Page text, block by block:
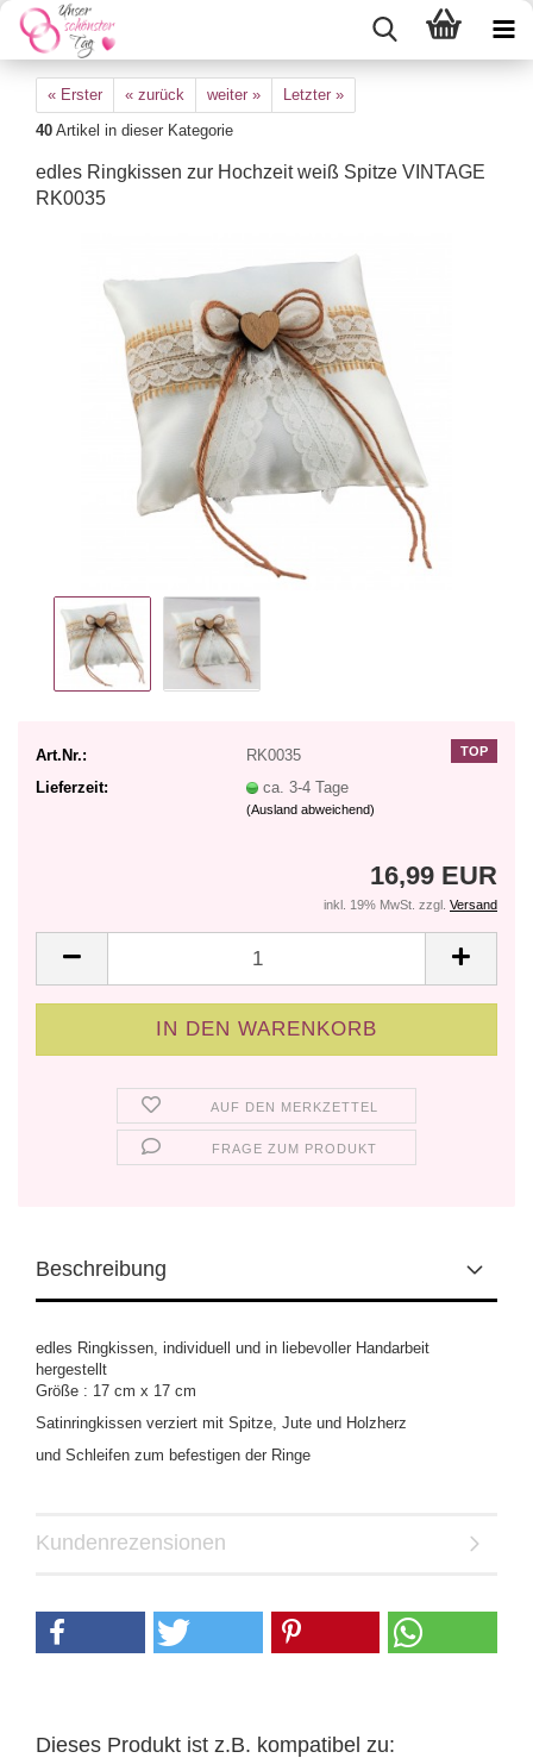
« Erster « zurück weiter »
Letzter »
40 Artikel in dieser Kategorie
edles Ringkissen zur Hochzeit weiß Spitze VINTAGE
RK0035
TOP
Art.Nr.:
RK0035
Lieferzeit:
ca. 3-4 Tage
(Ausland abweichend)
16,99 EUR
inkl. 19% MwSt. zzgl. Versand
AUF DEN MERKZETTEL
FRAGE ZUM PRODUKT
Beschreibung
edles Ringkissen, individuell und in liebevoller Handarbeit
hergestellt
Größe : 17 cm x 17 cm
Satinringkissen verziert mit Spitze, Jute und Holzherz
und Schleifen zum befestigen der Ringe
Kundenrezensionen
Dieses Produkt ist z.B. kompatibel zu: